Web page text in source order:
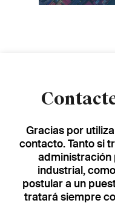
Gracias por
contacto. Tanto si
administración
industrial,
postular a un
tratará siempre